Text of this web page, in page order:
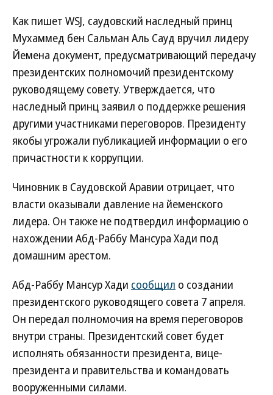
Как пишет WSJ, саудовский наследный принц
Мухаммед бен Сальман Аль Сауд вручил лидеру
Йемена документ, предусматривающий передачу
президентских полномочий президентскому
руководящему совету. Утверждается, что
наследный принц заявил о поддержке решения
другими участниками переговоров. Президенту
якобы угрожали публикацией информации о его
причастности к коррупции.
Чиновник в Саудовской Аравии отрицает, что
власти оказывали давление на йеменского
лидера. Он также не подтвердил информацию о
нахождении Абд-Раббу Мансура Хади под
домашним арестом.
Абд-Раббу Мансур Хади сообщил о создании
президентского руководящего совета 7 апреля.
Он передал полномочия на время переговоров
внутри страны. Президентский совет будет
исполнять обязанности президента, вице-
президента и правительства и командовать
вооруженными силами.